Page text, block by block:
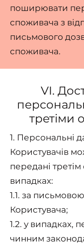
поширювати
споживача з
письмового
споживача.
VI.
третіми
1. Персональні
Користувачів
передані
випадках:
1.1. за
Користувача;
1.2. у випадках,
чинним